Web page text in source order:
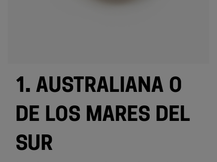
1. AUSTRALIANA O
DE LOS MARES DEL
SUR